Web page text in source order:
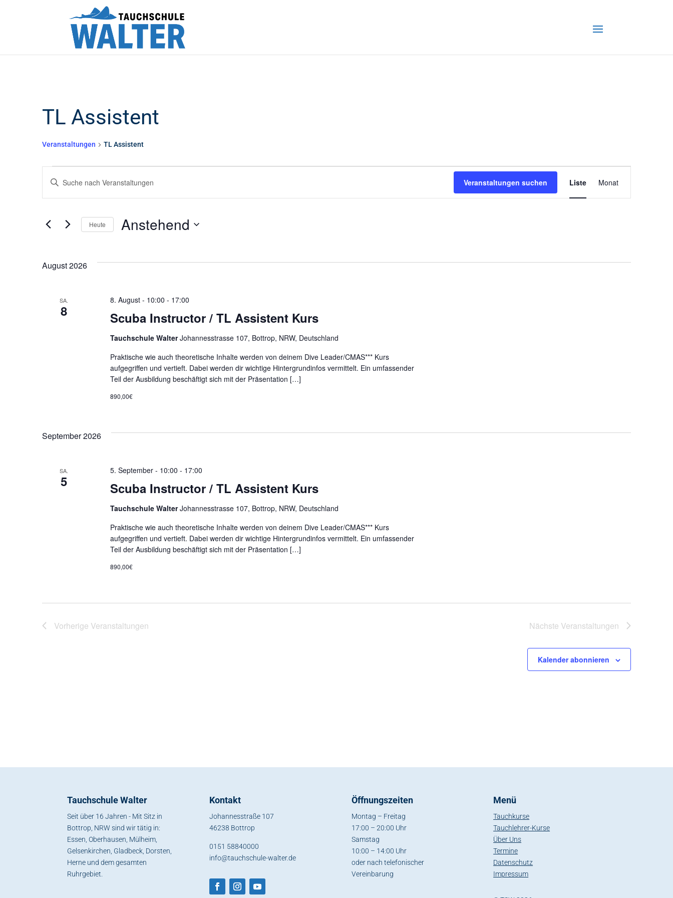
TL Assistent
Veranstaltungen TL Assistent
Veranstaltungen
Veranstaltungen
Suche
und
Ansichten,
Navigation
Bitte
eingeben.
nach
Veranstaltungen suchen Liste Monat
Heute Anstehend
August 2026
SA.
8 Scuba Instructor / TL Assistent Kurs
8. August - 10:00 - 17:00
Tauchschule WalterJohannesstrasse 107, Bottrop, NRW, Deutschland
Praktische wie auch theoretische Inhalte werden von deinem Dive Leader/CMAS*** Kurs
aufgegriffen und vertieft. Dabei werden dir wichtige Hintergrundinfos vermittelt. Ein umfassender
Teil der Ausbildung beschäftigt sich mit der Präsentation […]
890,00€
September 2026
SA.
5 Scuba Instructor / TL Assistent Kurs
5. September - 10:00 - 17:00
Tauchschule WalterJohannesstrasse 107, Bottrop, NRW, Deutschland
Praktische wie auch theoretische Inhalte werden von deinem Dive Leader/CMAS*** Kurs
aufgegriffen und vertieft. Dabei werden dir wichtige Hintergrundinfos vermittelt. Ein umfassender
Teil der Ausbildung beschäftigt sich mit der Präsentation […]
890,00€
Vorherige Veranstaltungen Nächste Veranstaltungen
Kalender abonnieren
Tauchschule Walter
Seit über 16 Jahren - Mit Sitz in
Bottrop, NRW sind wir tätig in:
Essen, Oberhausen, Mülheim,
Gelsenkirchen, Gladbeck, Dorsten,
Herne und dem gesamten
Ruhrgebiet.
Kontakt
Johannesstraße 107
46238 Bottrop
0151 58840000
info@tauchschule-walter.de
Öffnungszeiten
Montag – Freitag
17:00 – 20:00 Uhr
Samstag
10:00 – 14:00 Uhr
oder nach telefonischer
Vereinbarung
Menü
Tauchkurse
Tauchlehrer-Kurse
Über Uns
Termine
Datenschutz
Impressum